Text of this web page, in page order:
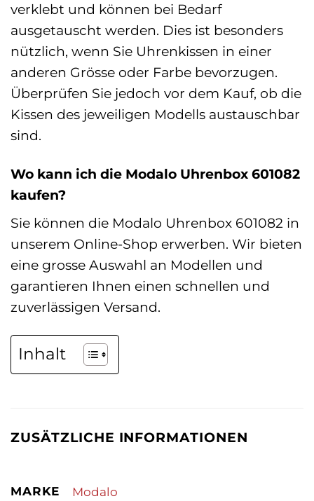
verklebt und können bei Bedarf
ausgetauscht werden. Dies ist besonders
nützlich, wenn Sie Uhrenkissen in einer
anderen Grösse oder Farbe bevorzugen.
Überprüfen Sie jedoch vor dem Kauf, ob die
Kissen des jeweiligen Modells austauschbar
sind.
Wo kann ich die Modalo Uhrenbox 601082
kaufen?
Sie können die Modalo Uhrenbox 601082 in
unserem Online-Shop erwerben. Wir bieten
eine grosse Auswahl an Modellen und
garantieren Ihnen einen schnellen und
zuverlässigen Versand.
Inhalt
ZUSÄTZLICHE INFORMATIONEN
MARKE Modalo